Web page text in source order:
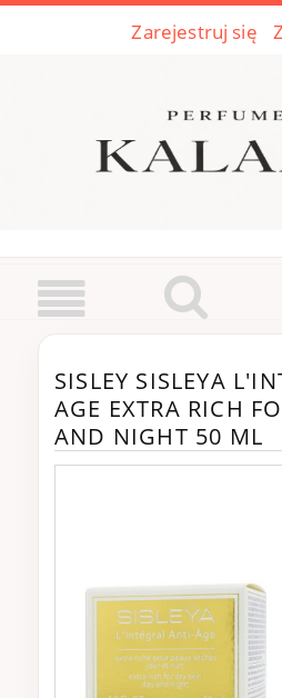
Zarejestruj się
SISLEY SISLEYA
AGE EXTRA RICH
AND NIGHT 50 ML